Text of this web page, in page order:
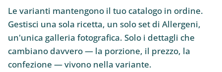
Le varianti mantengono il tuo catalogo in ordine.
Gestisci una sola ricetta, un solo set di Allergeni,
un'unica galleria fotografica. Solo i dettagli che
cambiano davvero — la porzione, il prezzo, la
confezione — vivono nella variante.